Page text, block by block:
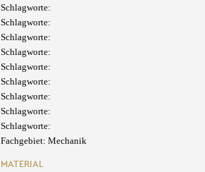
Schlagworte:
Schlagworte:
Schlagworte:
Schlagworte:
Schlagworte:
Schlagworte:
Schlagworte:
Schlagworte:
Schlagworte:
Fachgebiet: Mechanik
MATERIAL